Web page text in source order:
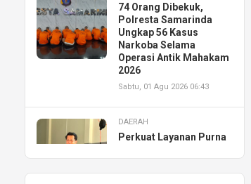
74 Orang Dibekuk,
Polresta Samarinda
Ungkap 56 Kasus
Narkoba Selama
Operasi Antik Mahakam
2026
Sabtu, 01 Agu 2026 06:43
DAERAH
Perkuat Layanan Purna
Resmikan AHASS